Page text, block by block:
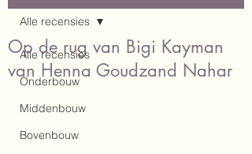
Alle recensies
Onderbouw
Middenbouw
Bovenbouw
Alle recensies
Op de rug van Bigi Kayman
van Henna Goudzand Nahar